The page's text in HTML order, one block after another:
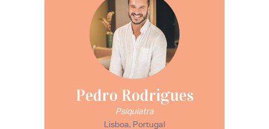
Pedro Rodrigues
Psiquiatra
Lisboa, Portugal